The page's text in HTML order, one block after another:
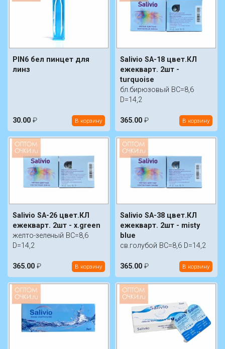
PIN6 бел пинцет для
линз
30.00 ₽ В корзину
Salivio SA-18 цвет.КЛ
ежекварт. 2шт -
turquoise
бл.бирюзовый BC=8,6
D=14,2
365.00 ₽ В корзину
Salivio SA-26 цвет.КЛ
ежекварт. 2шт - x.green
желто-зеленый BC=8,6
D=14,2
365.00 ₽ В корзину
Salivio SA-38 цвет.КЛ
ежекварт. 2шт - misty
blue
св.голубой BC=8,6 D=14,2
365.00 ₽ В корзину